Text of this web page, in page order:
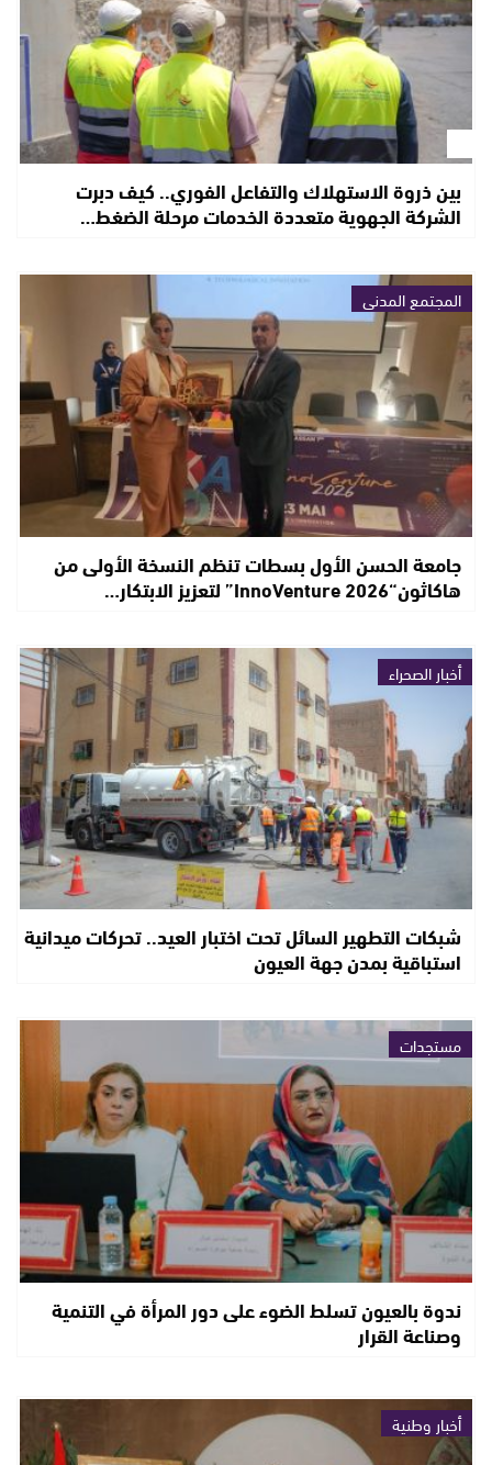
بين ذروة الاستهلاك والتفاعل الفوري.. كيف دبرت
الشركة الجهوية متعددة الخدمات مرحلة الضغط…
المجتمع المدني
جامعة الحسن الأول بسطات تنظم النسخة الأولى من
هاكاثون“InnoVenture 2026” لتعزيز الابتكار…
أخبار الصحراء
شبكات التطهير السائل تحت اختبار العيد.. تحركات ميدانية
استباقية بمدن جهة العيون
مستجدات
ندوة بالعيون تسلط الضوء على دور المرأة في التنمية
وصناعة القرار
أخبار وطنية